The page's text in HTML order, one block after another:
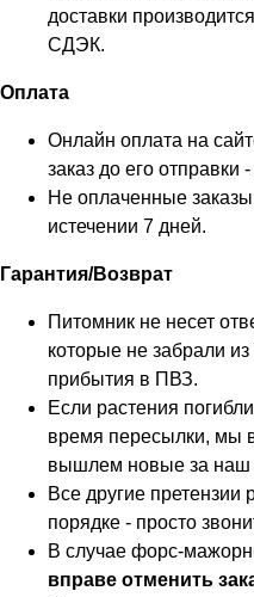
доставки
СДЭК.
Оплата
Онлайн оплата на
заказ до его
Не оплаченные
истечении 7 дней.
Гарантия/Возврат
Питомник не несет
которые не забрали
прибытия в ПВЗ.
Если растения
время пересылки, мы
вышлем новые за наш
Все другие
порядке - просто
В случае форс-
вправе отменить